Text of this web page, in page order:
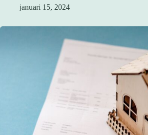
januari 15, 2024